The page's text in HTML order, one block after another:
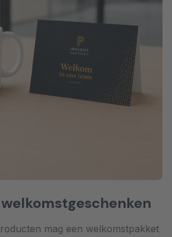
mag een welkomstpakket